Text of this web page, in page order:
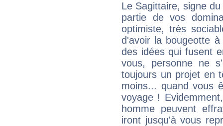
Le Sagittaire, signe
partie de vos
optimiste, très
d'avoir la bougeotte
des idées qui fusent
vous, personne ne
toujours un projet en
moins... quand vous
voyage !
homme peuvent
iront jusqu'à vous